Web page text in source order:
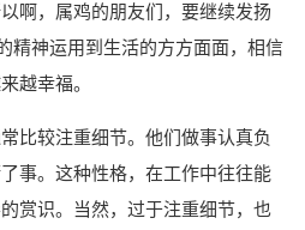
啊，属鸡的朋友们，要继续发扬
精神运用到生活的方方面面，相信
越幸福。
比较注重细节。他们做事认真负
事。这种性格，在工作中往往能
赏识。当然，过于注重细节，也